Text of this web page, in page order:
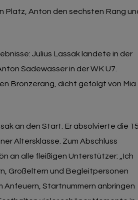
Platz, Anton den sechsten Rang
Julius Lassak landete in der
Sadewasser in der WK U7.
Bronzerang, dicht gefolgt von Mia
an den Start. Er absolvierte die
Altersklasse. Zum Abschluss
an alle fleißigen Unterstützer: „Ich
Großeltern und Begleitpersonen
Anfeuern, Startnummern anbringen